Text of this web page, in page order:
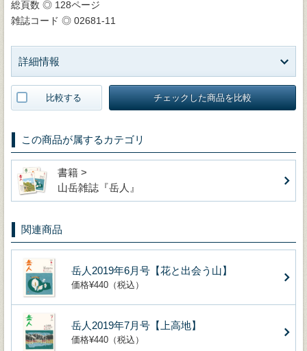
総頁数 ◎ 128ページ
雑誌コード ◎ 02681-11
詳細情報
比較する チェックした商品を比較
この商品が属するカテゴリ
書籍 >
山岳雑誌『岳人』
関連商品
岳人2019年6月号【花と出会う山】
価格¥440（税込）
岳人2019年7月号【上高地】
価格¥440（税込）